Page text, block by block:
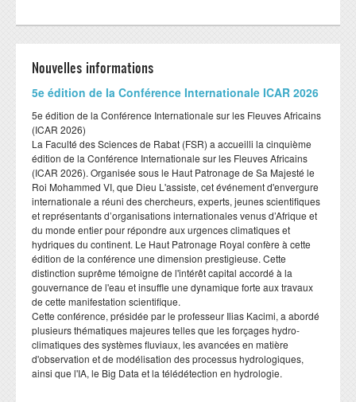
Livres et publications
Cooperation nationale
Cooperation internationale
DEPARTEMENTS
Département BIOLOGIE
Département CHIMIE
Département GEOLOGIE
Département INFORMATIQUE
Département MATHEMATIQUES
Département PHYSIQUE
CONTACT
Nouvelles informations
​5e édition de la Conférence Internationale ICAR 2026
​5e édition de la Conférence Internationale sur les Fleuves Africains
(ICAR 2026)
​La Faculté des Sciences de Rabat (FSR) a accueilli la cinquième
édition de la Conférence Internationale sur les Fleuves Africains
(ICAR 2026). Organisée sous le Haut Patronage de Sa Majesté le
Roi Mohammed VI, que Dieu L'assiste, cet événement d'envergure
internationale a réuni des chercheurs, experts, jeunes scientifiques
et représentants d’organisations internationales venus d’Afrique et
du monde entier pour répondre aux urgences climatiques et
hydriques du continent. Le Haut Patronage Royal confère à cette
édition de la conférence une dimension prestigieuse. Cette
distinction suprême témoigne de l'intérêt capital accordé à la
gouvernance de l'eau et insuffle une dynamique forte aux travaux
de cette manifestation scientifique.
​Cette conférence, présidée par le professeur Ilias Kacimi, a abordé
plusieurs thématiques majeures telles que les forçages hydro-
climatiques des systèmes fluviaux, les avancées en matière
d'observation et de modélisation des processus hydrologiques,
ainsi que l'IA, le Big Data et la télédétection en hydrologie.